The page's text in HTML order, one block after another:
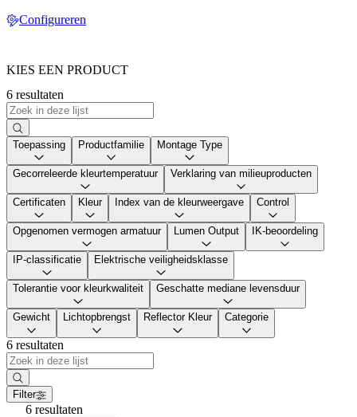
Configureren
KIES EEN PRODUCT
6 resultaten
Toepassing Productfamilie Montage Type
Gecorreleerde kleurtemperatuur Verklaring van milieuproducten
Certificaten Kleur Index van de kleurweergave Control
Opgenomen vermogen armatuur Lumen Output IK-beoordeling
IP-classificatie Elektrische veiligheidsklasse
Tolerantie voor kleurkwaliteit Geschatte mediane levensduur
Gewicht Lichtopbrengst Reflector Kleur Categorie
6 resultaten
Filter
6 resultaten